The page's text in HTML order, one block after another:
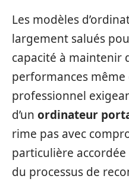
Les modèles
largement salués
capacité à maintenir
performances même
professionnel
d’un ordinateur
rime pas avec
particulière
du processus de